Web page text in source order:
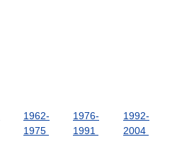
1962-
1975
1976-
1991
1992-
2004